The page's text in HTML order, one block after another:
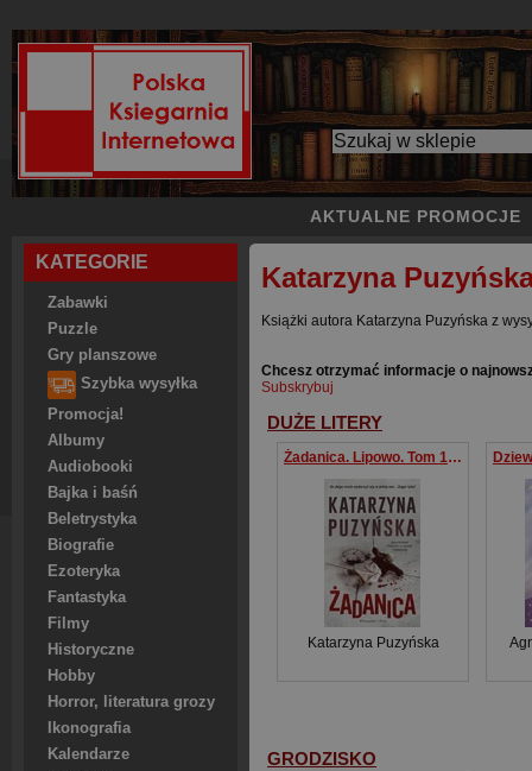
AKTUALNE PROMOCJE
KATEGORIE
Zabawki
Puzzle
Gry planszowe
Szybka wysyłka
Promocja!
Albumy
Audiobooki
Bajka i baśń
Beletrystyka
Biografie
Ezoteryka
Fantastyka
Filmy
Historyczne
Hobby
Horror, literatura grozy
Ikonografia
Kalendarze
Katarzyna
Książki autora Katarzyna Puzyńska z
Chcesz otrzymać informacje o
Subskrybuj
DUŻE LITERY
Żadanica. Lipowo. Tom 14 (Duże Litery)
Katarzyna Puzyńska
GRODZISKO